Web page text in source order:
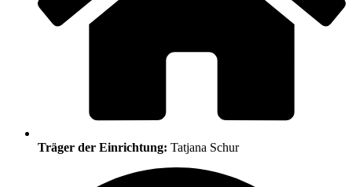
Träger der Einrichtung: Tatjana Schur